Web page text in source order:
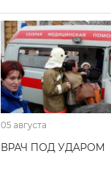
05 августа
ВРАЧ ПОД УДАРОМ